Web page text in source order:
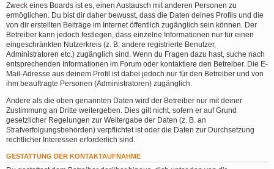
Zweck eines Boards ist es, einen Austausch mit anderen Personen zu
ermöglichen. Du bist dir daher bewusst, dass die Daten deines Profils und die
von dir erstellten Beiträge im Internet öffentlich zugänglich sein können. Der
Betreiber kann jedoch festlegen, dass einzelne Informationen nur für einen
eingeschränkten Nutzerkreis (z. B. andere registrierte Benutzer,
Administratoren etc.) zugänglich sind. Wenn du Fragen dazu hast, suche nach
entsprechenden Informationen im Forum oder kontaktiere den Betreiber. Die E-
Mail-Adresse aus deinem Profil ist dabei jedoch nur für den Betreiber und von
ihm beauftragte Personen (Administratoren) zugänglich.
Andere als die oben genannten Daten wird der Betreiber nur mit deiner
Zustimmung an Dritte weitergeben. Dies gilt nicht, sofern er auf Grund
gesetzlicher Regelungen zur Weitergabe der Daten (z. B. an
Strafverfolgungsbehörden) verpflichtet ist oder die Daten zur Durchsetzung
rechtlicher Interessen erforderlich sind.
GESTATTUNG DER KONTAKTAUFNAHME